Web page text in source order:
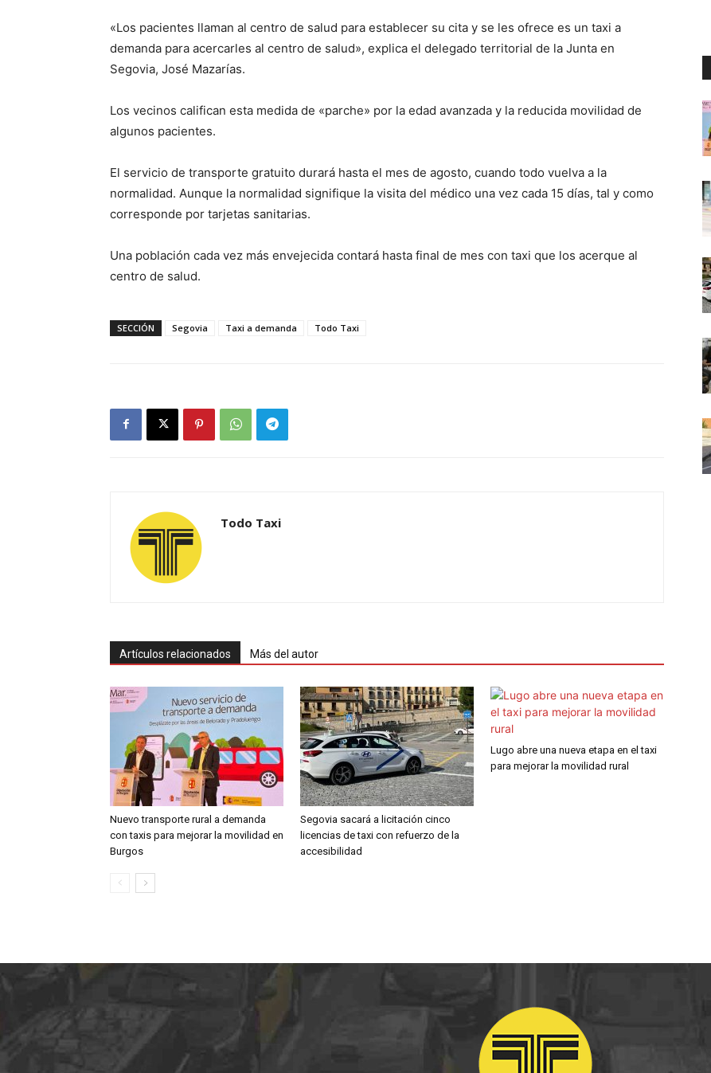
«Los pacientes llaman al centro de salud para establecer su cita y se les ofrece es un taxi a
demanda para acercarles al centro de salud», explica el delegado territorial de la Junta en
Segovia, José Mazarías.
Los vecinos califican esta medida de «parche» por la edad avanzada y la reducida movilidad de
algunos pacientes.
El servicio de transporte gratuito durará hasta el mes de agosto, cuando todo vuelva a la
normalidad. Aunque la normalidad signifique la visita del médico una vez cada 15 días, tal y como
corresponde por tarjetas sanitarias.
Una población cada vez más envejecida contará hasta final de mes con taxi que los acerque al
centro de salud.
SECCIÓN Segovia Taxi a demanda Todo Taxi
Todo Taxi
Artículos relacionados Más del autor
Nuevo transporte rural a demanda
con taxis para mejorar la movilidad en
Burgos
Segovia sacará a licitación cinco
licencias de taxi con refuerzo de la
accesibilidad
Lugo abre una nueva etapa en el taxi
para mejorar la movilidad rural